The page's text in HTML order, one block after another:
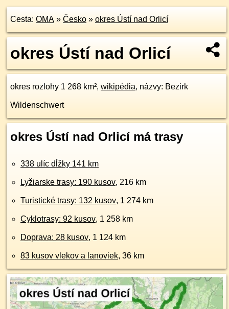
Cesta: OMA » Česko » okres Ústí nad Orlicí
okres Ústí nad Orlicí
okres rozlohy 1 268 km², wikipédia, názvy: Bezirk
Wildenschwert
okres Ústí nad Orlicí má trasy
338 ulíc dĺžky 141 km
Lyžiarske trasy: 190 kusov, 216 km
Turistické trasy: 132 kusov, 1 274 km
Cyklotrasy: 92 kusov, 1 258 km
Doprava: 28 kusov, 1 124 km
83 kusov vlekov a lanoviek, 36 km